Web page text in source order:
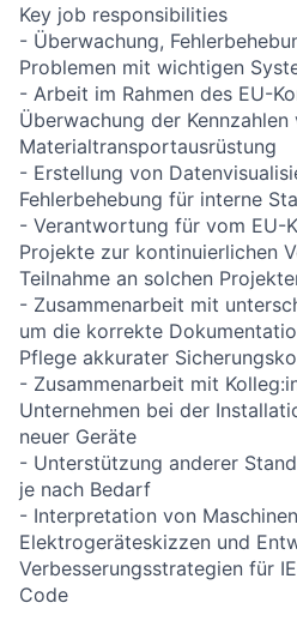
Key job responsibilities
- Überwachung,
Problemen mit wichtigen
- Arbeit im Rahmen des EU-
Überwachung der Kennzahlen
Materialtransportausrüstung
- Erstellung von
Fehlerbehebung für interne
- Verantwortung für vom EU-
Projekte zur kontinuierlichen
Teilnahme an solchen
- Zusammenarbeit mit
um die korrekte
Pflege akkurater
- Zusammenarbeit mit
Unternehmen bei der
neuer Geräte
- Unterstützung anderer
je nach Bedarf
- Interpretation von
Elektrogeräteskizzen und
Verbesserungsstrategien für
Code